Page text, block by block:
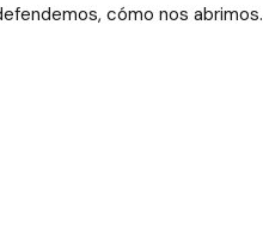
cómo nos abrimos.